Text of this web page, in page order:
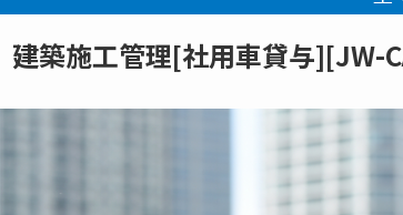
建築施工管理[社用車貸与][JW-